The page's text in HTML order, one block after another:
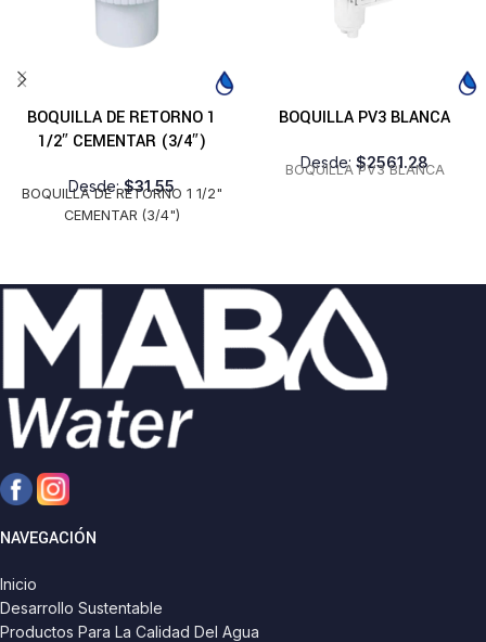
BOQUILLA DE RETORNO 1
1/2″ CEMENTAR (3/4″)
Desde:$31.55
BOQUILLA DE RETORNO 1 1/2"
CEMENTAR (3/4")
BOQUILLA PV3 BLANCA
Desde: $2561.28
BOQUILLA PV3 BLANCA
NAVEGACIÓN
Inicio
Desarrollo Sustentable
Productos Para La Calidad Del Agua